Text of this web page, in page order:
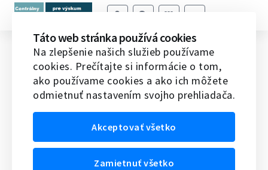
Podporte zodpovedné inovácie –
prihláste sa do 6. otvorenej výzvy
REINFORCING
Domov Veda v EÚ
Novinky vedy a techniky v EÚ
Podporte zodpovedné inovácie – prihláste sa do 6.
otvorenej výzvy REINFORCING
Táto web stránka používá cookies
Na zlepšenie našich služieb používame
cookies. Prečítajte si informácie o tom,
ako používame cookies a ako ich môžete
odmietnuť nastavením svojho prehliadača.
Akceptovať všetko
Zamietnuť všetko